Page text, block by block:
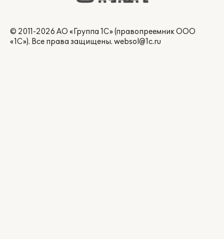
© 2011-2026 АО «Группа 1С» (правопреемник ООО
«1С»). Все права защищены. websol@1c.ru